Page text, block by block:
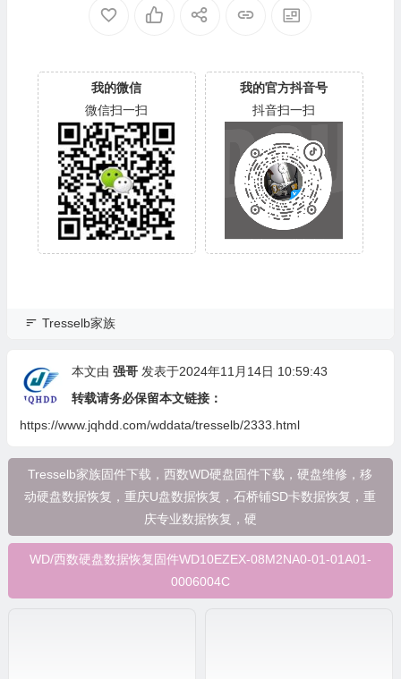
我的微信
微信扫一扫
我的官方抖音号
抖音扫一扫
Tresselb家族
本文由 强哥 发表于2024年11月14日 10:59:43
转载请务必保留本文链接：
https://www.jqhdd.com/wddata/tresselb/2333.html
Tresselb家族固件下载，西数WD硬盘固件下载，硬盘维修，移
动硬盘数据恢复，重庆U盘数据恢复，石桥铺SD卡数据恢复，重
庆专业数据恢复，硬
WD/西数硬盘数据恢复固件WD10EZEX-08M2NA0-01-01A01-
0006004C